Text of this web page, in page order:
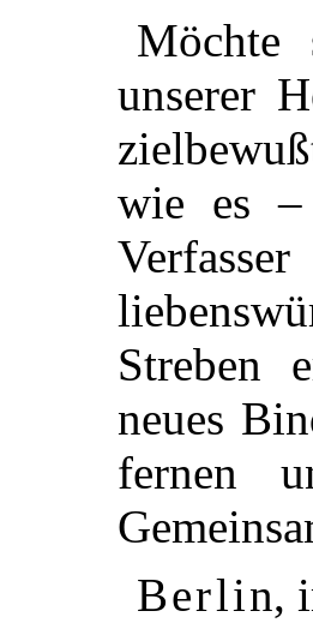
Möchte
unserer
wie es –
Streben
neues
fernen
Berlin,